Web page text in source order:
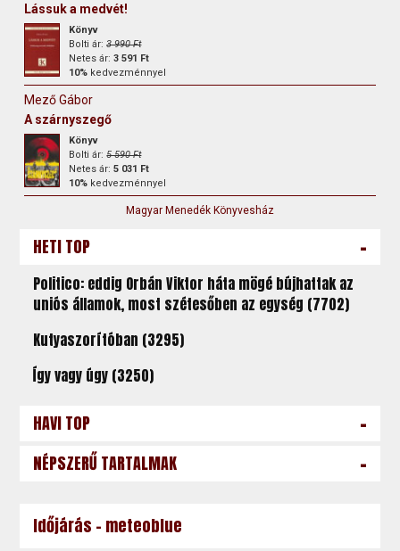
Lássuk a medvét!
Könyv
Bolti ár:3 990 Ft
Netes ár:3 591 Ft
10% kedvezménnyel
Mező Gábor
A szárnyszegő
Könyv
Bolti ár:5 590 Ft
Netes ár:5 031 Ft
10% kedvezménnyel
Magyar Menedék Könyvesház
HETI TOP -
Politico: eddig Orbán Viktor háta mögé bújhattak az
uniós államok, most szétesőben az egység (7702)
Kutyaszorítóban (3295)
Így vagy úgy (3250)
HAVI TOP -
NÉPSZERŰ TARTALMAK -
Időjárás - meteoblue